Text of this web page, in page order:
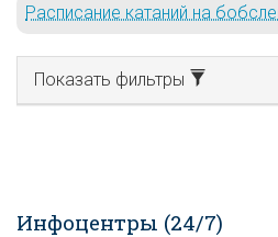
Расписание катаний на
Показать фильтры
Инфоцентры (24/7)